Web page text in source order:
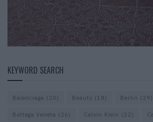
KEYWORD SEARCH
Balenciaga (20) Beauty (18) Berlin (29)
Bottega Veneta (26) Calvin Klein (22)